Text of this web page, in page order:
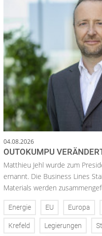
04.08.2026
OUTOKUMPU
Matthieu Jehl wurde zum
ernannt. Die Business Lines
Materials werden
Energie EU Europa
Krefeld Legierungen